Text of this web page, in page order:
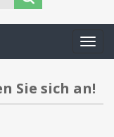
Sie sich an!